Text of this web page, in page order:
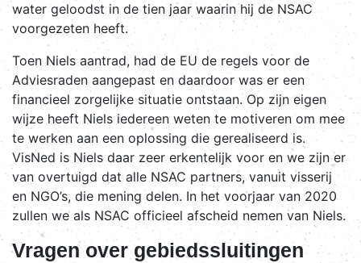
water geloodst in de tien jaar waarin hij de NSAC
voorgezeten heeft.
Toen Niels aantrad, had de EU de regels voor de
Adviesraden aangepast en daardoor was er een
financieel zorgelijke situatie ontstaan. Op zijn eigen
wijze heeft Niels iedereen weten te motiveren om mee
te werken aan een oplossing die gerealiseerd is.
VisNed is Niels daar zeer erkentelijk voor en we zijn er
van overtuigd dat alle NSAC partners, vanuit visserij
en NGO’s, die mening delen. In het voorjaar van 2020
zullen we als NSAC officieel afscheid nemen van Niels.
Vragen over gebiedssluitingen